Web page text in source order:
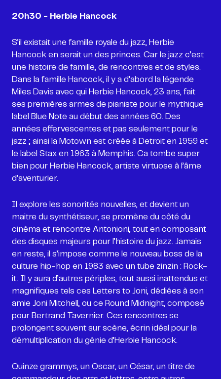
20h30 - Herbie Hancock
S’il existait une famille royale du jazz, Herbie
Hancock en serait un des princes. Car le jazz c’est
une histoire de famille, de rencontres et de styles.
Dans la famille Hancock, il y a d’abord la légende
Miles Davis avec qui Herbie Hancock, 23 ans, fait
ses premières armes de pianiste pour le mythique
label Blue Note au début des années 60. Des
années effervescentes et pas seulement pour le
jazz ; ainsi la Motown est créée à Detroit en 1959 et
le label Stax en 1963 à Memphis. Ca tombe super
bien pour Herbie Hancock, artiste virtuose à l’âme
d’aventurier.
Il explore les sonorités nouvelles, et devient un
maitre du synthétiseur, se promène du côté du
cinéma et rencontre Antonioni, tout en composant
des disques majeurs pour l’histoire du jazz. Jamais
en reste, il s’impose comme le nouveau boss de la
culture hip-hop en 1983 avec un tube zinzin : Rock-
it. Il y aura d’autres périples, tout aussi inattendus et
magnifiques tels ces Letters to Joni, dédiées à son
amie Joni Mitchell, ou ce Round Midnight, composé
pour Bertrand Tavernier. Ces rencontres se
prolongent souvent sur scène, écrin idéal pour la
démultiplication du génie d’Herbie Hancock.
Quinze grammys, un Oscar, un César, un titre de